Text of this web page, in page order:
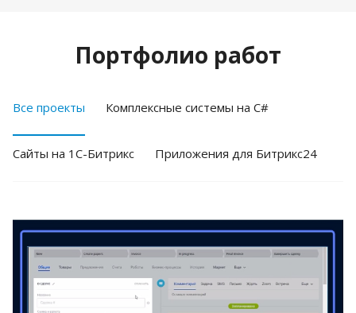
Портфолио работ
Все проекты Комплексные системы на C#
Cайты на 1С-Битрикс Приложения для Битрикс24